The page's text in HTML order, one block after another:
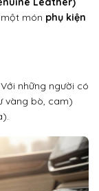
món phụ kiện
những người có
vàng bò, cam)